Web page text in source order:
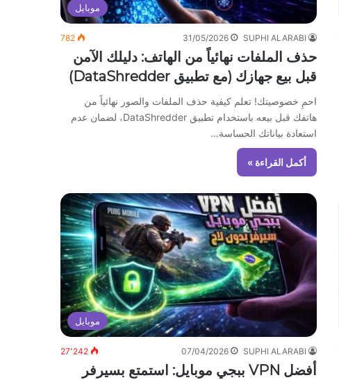
موبايل
SUPHI ALARABI
31/05/2026
782
حذف الملفات نهائياً من الهاتف: دليلك الآمن
قبل بيع جهازك (مع تطبيق DataShredder)
احمِ خصوصيتك! تعلم كيفية حذف الملفات والصور نهائياً من
هاتفك قبل بيعه باستخدام تطبيق DataShredder، لضمان عدم
استعادة بياناتك الحساسة…
أكمل القراءة »
موبايل
SUPHI ALARABI
07/04/2026 27٬242
أفضل VPN ببجي موبايل: استمتع بسيرفر